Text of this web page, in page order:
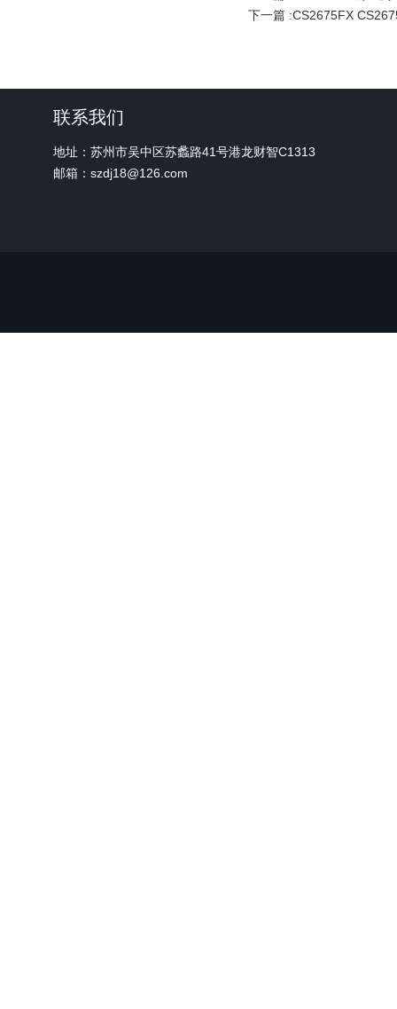
下一篇 :CS2675FX
联系我们
地址：苏州市吴中区苏蠡路41号港龙财智C1313
邮箱：szdj18@126.com